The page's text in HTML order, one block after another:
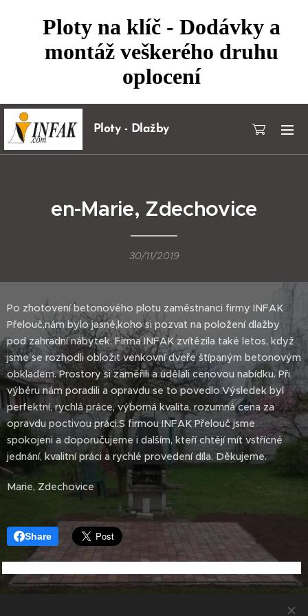
Ploty na klíč - Dodávky a
montáž veškerého druhu
oplocení
Ploty - Dlažby
en-Marie, Zdechovice
30/11/2019
Po zhotovení betonového plotu zaměstnanci firmy INFAK
Přelouč,nám bylo jasné,koho si pozvat na položení dlažby
pod zahradní nábytek. Firma INFAK zvítězila také letos, když
jsme se rozhodli obložit venkovní dveře štípaným betonovým
obkladem. Prostory si zaměřili a udělali cenovou nabídku. Při
výběru nám poradili a opravdu se to povedlo.Výsledek byl
perfektní, rychlá práce, výborná kvalita, rozumná cena za
opravdu poctivou práci.S firmou INFAK Přelouč jsme
spokojeni a doporučujeme i dalším, kteří chtějí mít vstřícné
jednání, kvalitní práci a rychlé provedení díla. Děkujeme.
Marie, Zdechovice
Share